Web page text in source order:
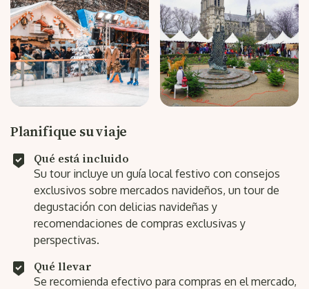
Planifique su viaje
Qué está incluido
Su tour incluye un guía local festivo con consejos
exclusivos sobre mercados navideños, un tour de
degustación con delicias navideñas y
recomendaciones de compras exclusivas y
perspectivas.
Qué llevar
Se recomienda efectivo para compras en el mercado,